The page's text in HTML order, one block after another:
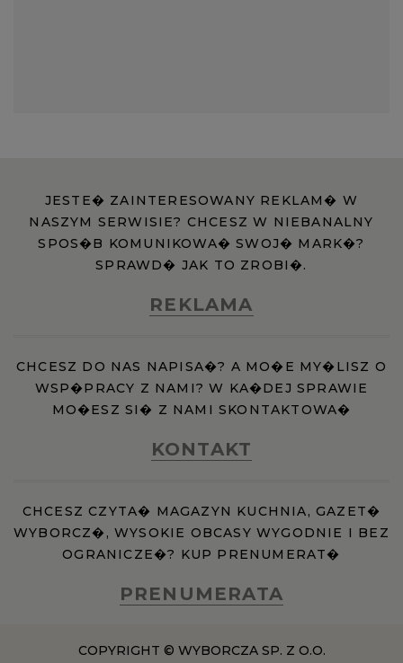
JESTE� ZAINTERESOWANY REKLAM� W
NASZYM SERWISIE? CHCESZ W NIEBANALNY
SPOS�B KOMUNIKOWA� SWOJ� MARK�?
SPRAWD� JAK TO ZROBI�.
REKLAMA
CHCESZ DO NAS NAPISA�? A MO�E MY�LISZ O
WSP�PRACY Z NAMI? W KA�DEJ SPRAWIE
MO�ESZ SI� Z NAMI SKONTAKTOWA�
KONTAKT
CHCESZ CZYTA� MAGAZYN KUCHNIA, GAZET�
WYBORCZ�, WYSOKIE OBCASY WYGODNIE I BEZ
OGRANICZE�? KUP PRENUMERAT�
PRENUMERATA
COPYRIGHT © WYBORCZA SP. Z O.O.